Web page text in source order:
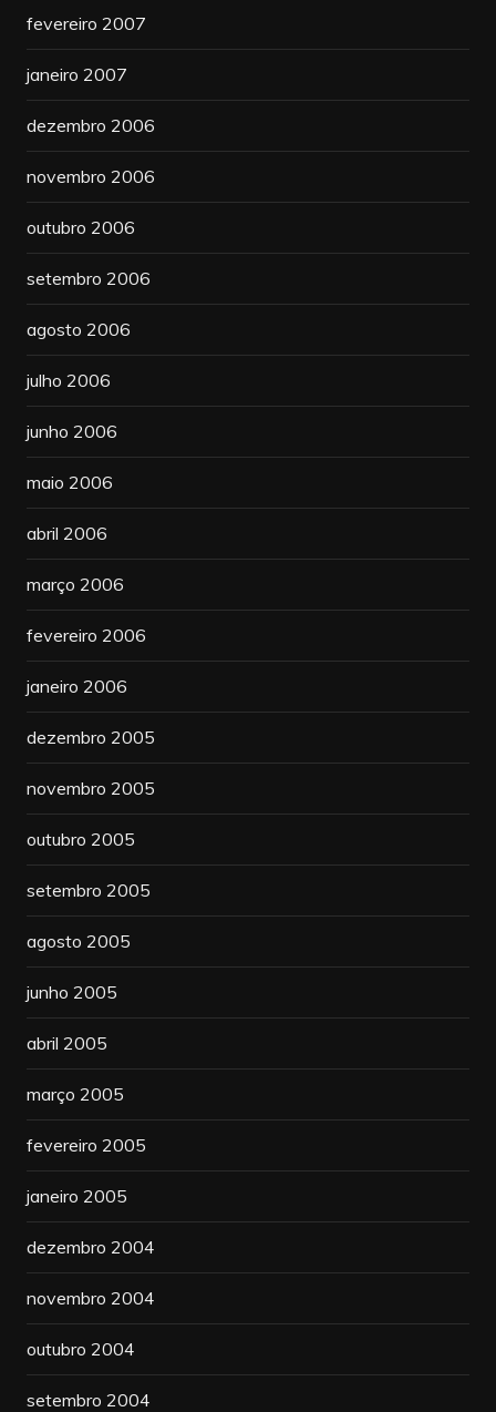
fevereiro 2007
janeiro 2007
dezembro 2006
novembro 2006
outubro 2006
setembro 2006
agosto 2006
julho 2006
junho 2006
maio 2006
abril 2006
março 2006
fevereiro 2006
janeiro 2006
dezembro 2005
novembro 2005
outubro 2005
setembro 2005
agosto 2005
junho 2005
abril 2005
março 2005
fevereiro 2005
janeiro 2005
dezembro 2004
novembro 2004
outubro 2004
setembro 2004